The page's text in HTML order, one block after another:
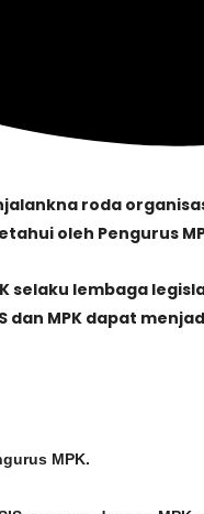
roda
oleh Pengurus
selaku lembaga
MPK dapat
MPK.